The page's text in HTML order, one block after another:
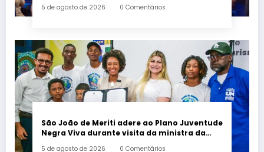
5 de agosto de 2026 0 Comentários
São João de Meriti adere ao Plano Juventude
Negra Viva durante visita da ministra da
5 de agosto de 2026 0 Comentários